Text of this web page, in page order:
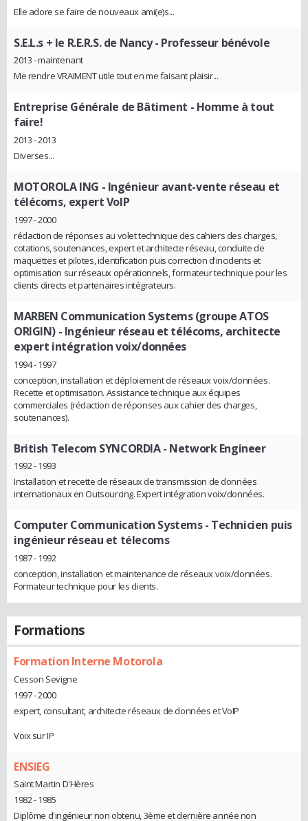
Elle adore se faire de nouveaux ami(e)s...
S.E.L.s + le R.E.R.S. de Nancy- Professeur bénévole
2013 - maintenant
Me rendre VRAIMENT utile tout en me faisant plaisir...
Entreprise Générale de Bâtiment - Homme à tout
faire!
2013 - 2013
Diverses...
MOTOROLA ING - Ingénieur avant-vente réseau et
télécoms, expert VoIP
1997 - 2000
rédaction de réponses au volet technique des cahiers des charges,
cotations, soutenances, expert et architecte réseau, conduite de
maquettes et pilotes, identification puis correction d'incidents et
optimisation sur réseaux opérationnels, formateur technique pour les
clients directs et partenaires intégrateurs.
MARBEN Communication Systems (groupe ATOS
ORIGIN) - Ingénieur réseau et télécoms, architecte
expert intégration voix/données
1994 - 1997
conception, installation et déploiement de réseaux voix/données.
Recette et optimisation. Assistance technique aux équipes
commerciales (rédaction de réponses aux cahier des charges,
soutenances).
British Telecom SYNCORDIA- Network Engineer
1992 - 1993
Installation et recette de réseaux de transmission de données
internationaux en Outsourcing. Expert intégration voix/données.
Computer Communication Systems- Technicien puis
ingénieur réseau et télecoms
1987 - 1992
conception, installation et maintenance de réseaux voix/données.
Formateur technique pour les clients.
Formations
Formation Interne Motorola
Cesson Sevigne
1997 - 2000
expert, consultant, architecte réseaux de données et VoIP
Voix sur IP
ENSIEG
Saint Martin D'Hères
1982 - 1985
Diplôme d'ingénieur non obtenu, 3ème et dernière année non